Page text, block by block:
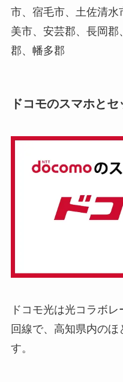
市、宿毛市、土佐清
美市、安芸郡、長岡郡
郡、幡多郡
ドコモのスマホと
ドコモ光は光コラボ
回線で、高知県内の
す。